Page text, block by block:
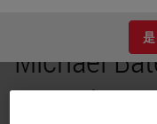
Michael
MD, Oncology